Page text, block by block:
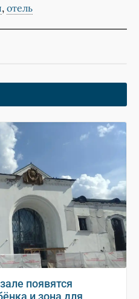
, отель
появятся
и зона для